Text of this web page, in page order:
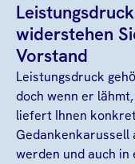
widerstehen
Vorstand
Leistungsdruck
doch wenn er
liefert Ihnen
Gedankenkarussell
werden und auch